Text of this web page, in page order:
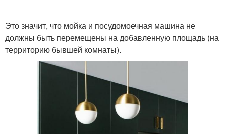
Это значит, что мойка и посудомоечная машина не
должны быть перемещены на добавленную площадь (на
территорию бывшей комнаты).